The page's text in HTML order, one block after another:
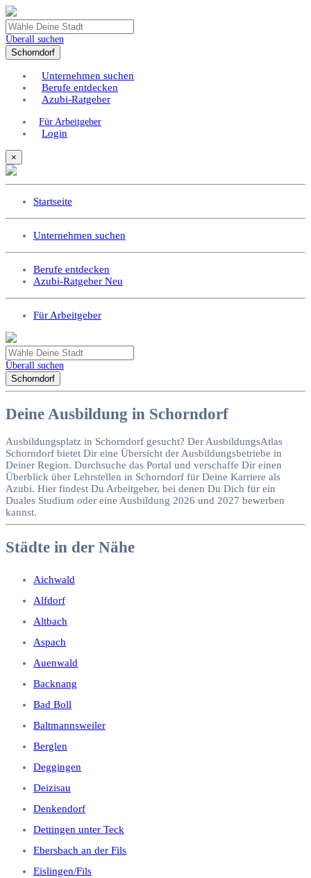
Überall suchen
Schorndorf
Unternehmen suchen
Berufe entdecken
Azubi-Ratgeber
Für Arbeitgeber
Login
×
Startseite
Unternehmen suchen
Berufe entdecken
Azubi-Ratgeber Neu
Für Arbeitgeber
Überall suchen
Schorndorf
Deine Ausbildung in Schorndorf
Ausbildungsplatz in Schorndorf gesucht? Der AusbildungsAtlas
Schorndorf bietet Dir eine Übersicht der Ausbildungsbetriebe in
Deiner Region. Durchsuche das Portal und verschaffe Dir einen
Überblick über Lehrstellen in Schorndorf für Deine Karriere als
Azubi. Hier findest Du Arbeitgeber, bei denen Du Dich für ein
Duales Studium oder eine Ausbildung 2026 und 2027 bewerben
kannst.
Städte in der Nähe
Aichwald
Alfdorf
Altbach
Aspach
Auenwald
Backnang
Bad Boll
Baltmannsweiler
Berglen
Deggingen
Deizisau
Denkendorf
Dettingen unter Teck
Ebersbach an der Fils
Eislingen/Fils